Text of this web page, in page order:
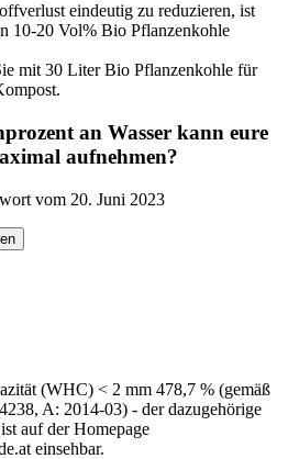
eindeutig zu reduzieren, ist
10-20 Vol% Bio Pflanzenkohle
mit 30 Liter Bio Pflanzenkohle für
an Wasser kann eure
aufnehmen?
vom 20. Juni 2023
(WHC) < 2 mm 478,7 % (gemäß
A: 2014-03) - der dazugehörige
auf der Homepage
einsehbar.